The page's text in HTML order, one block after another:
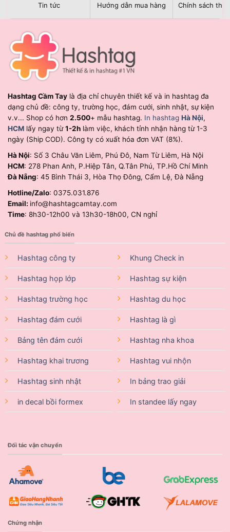
Tin tức Hướng dẫn mua hàng Chính sách
Hashtag Cầm Tay là địa chỉ chuyên thiết kế và in hashtag đa
dạng chủ đề: công ty, trường học, đám cưới, sinh nhật, sự kiện
v.v... Shop có hơn 2.500+ mẫu hashtag. In hashtag Hà Nội,
HCM lấy ngay từ1-2h làm việc, khách tỉnh nhận hàng từ 1-3
ngày (Ship COD). Công ty có xuất hóa đơn VAT (8%).
Hà Nội: Số 3 Châu Văn Liêm, Phú Đô, Nam Từ Liêm, Hà Nội
HCM: 278 Phan Anh, P.Hiệp Tân, Q.Tân Phú, TP.Hồ Chí Minh
Đà Nẵng: 45 Bình Thái 3, Hòa Thọ Đông, Cẩm Lệ, Đà Nẵng
Hotline/Zalo: 0375.031.876
Email: info@hashtagcamtay.com
Time: 8h30-12h00 và 13h30-18h00, CN nghỉ
Chủ đề hashtag phổ biến
Hashtag công ty
Hashtag họp lớp
Hashtag trường học
Hashtag đám cưới
Bảng tên đám cưới
Hashtag khai trương
Hashtag sinh nhật
in decal bồi formex
Khung Check in
Hashtag sự kiện
Hashtag du học
Hashtag là gì
Hashtag nha khoa
Hashtag vui nhộn
In bảng trao giải
In standee lấy ngay
Đối tác vận chuyển
Chứng nhận